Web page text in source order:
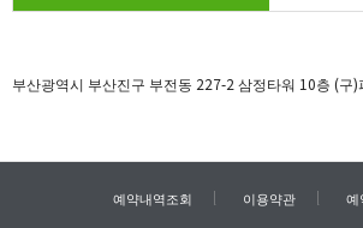
부산광역시 부산진구 부전동 227-2 삼정타워 10층 (구)
예약내역조회 이용약관 예